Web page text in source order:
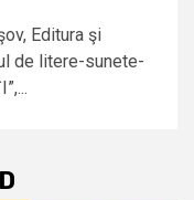
Editura şi
de litere-sunete-